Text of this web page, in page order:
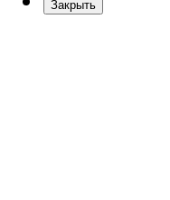
Закрыть